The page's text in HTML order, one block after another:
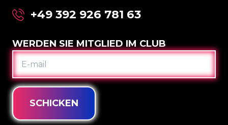
+49 392 926 781 63
WERDEN SIE MITGLIED IM CLUB
E-
MAIL
SCHICKEN